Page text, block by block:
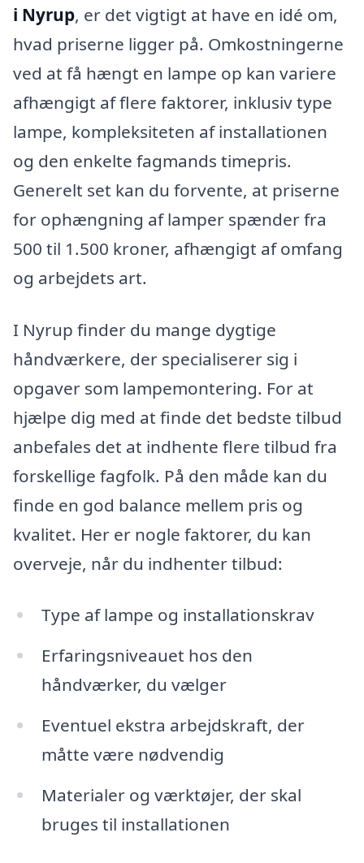
i Nyrup, er det vigtigt at have en idé om,
hvad priserne ligger på. Omkostningerne
ved at få hængt en lampe op kan variere
afhængigt af flere faktorer, inklusiv type
lampe, kompleksiteten af installationen
og den enkelte fagmands timepris.
Generelt set kan du forvente, at priserne
for ophængning af lamper spænder fra
500 til 1.500 kroner, afhængigt af omfang
og arbejdets art.
I Nyrup finder du mange dygtige
håndværkere, der specialiserer sig i
opgaver som lampemontering. For at
hjælpe dig med at finde det bedste tilbud
anbefales det at indhente flere tilbud fra
forskellige fagfolk. På den måde kan du
finde en god balance mellem pris og
kvalitet. Her er nogle faktorer, du kan
overveje, når du indhenter tilbud:
Type af lampe og installationskrav
Erfaringsniveauet hos den
håndværker, du vælger
Eventuel ekstra arbejdskraft, der
måtte være nødvendig
Materialer og værktøjer, der skal
bruges til installationen